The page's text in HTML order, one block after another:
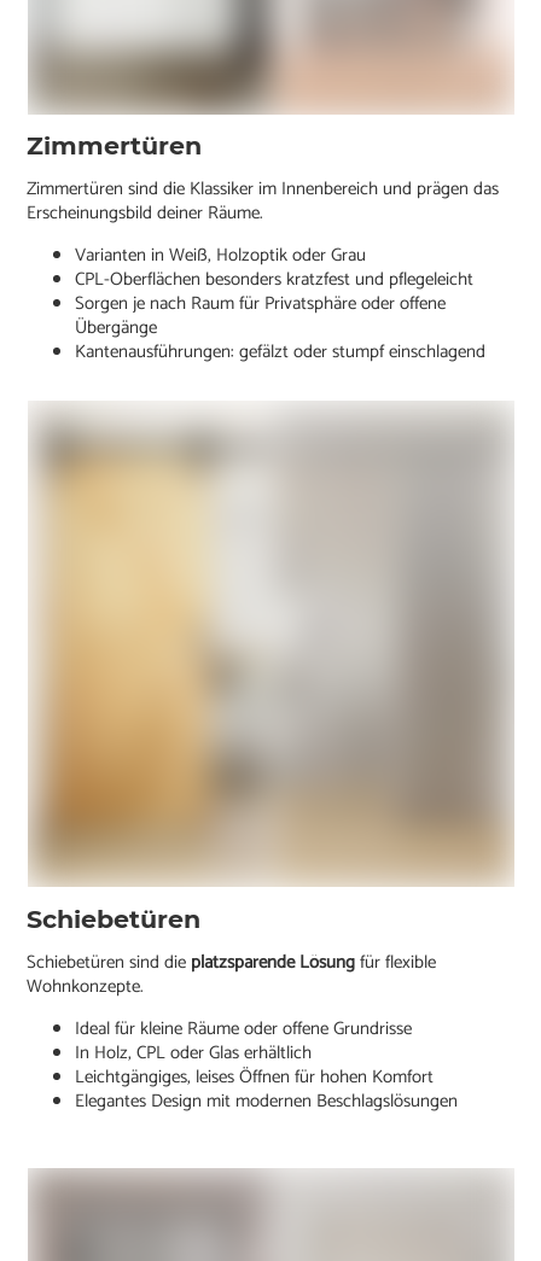
Zimmertüren
Zimmertüren sind die Klassiker im Innenbereich und prägen das
Erscheinungsbild deiner Räume.
Varianten in Weiß, Holzoptik oder Grau
CPL-Oberflächen besonders kratzfest und pflegeleicht
Sorgen je nach Raum für Privatsphäre oder offene
Übergänge
Kantenausführungen: gefälzt oder stumpf einschlagend
Schiebetüren
Schiebetüren sind die platzsparende Lösungfür flexible
Wohnkonzepte.
Ideal für kleine Räume oder offene Grundrisse
In Holz, CPL oder Glas erhältlich
Leichtgängiges, leises Öffnen für hohen Komfort
Elegantes Design mit modernen Beschlagslösungen